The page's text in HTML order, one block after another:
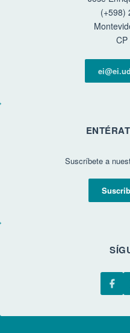
(+598)
CP
Suscríbete a